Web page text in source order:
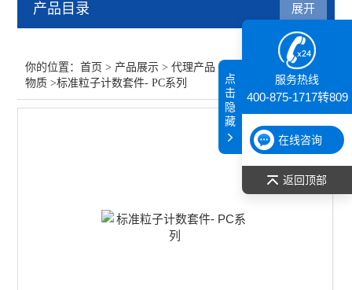
产品目录
显微操作仪
展开
你的位置：首页 > 产品展示 >代理产品 >
仪器鉴定用标准
物质 >标准粒子计数套件- PC系列 服务热线
400-875-1717转809
在线咨询
返回顶部
点
击
隐
藏